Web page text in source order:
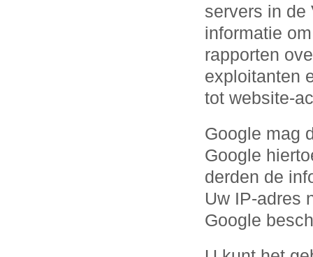
servers in de
informatie
rapporten
exploitanten
tot website-
Google mag
Google
derden de
Uw IP-adres
Google